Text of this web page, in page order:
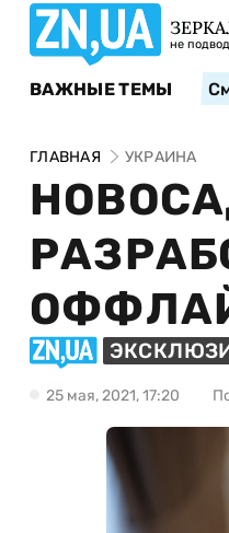
не
ВАЖНЫЕ ТЕМЫ
ГЛАВНАЯ УКРАИНА
25 мая, 2021, 17:20